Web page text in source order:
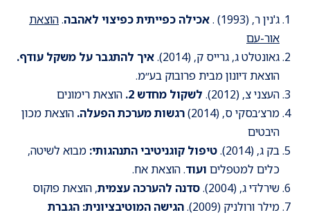
ג'נין ר, (1993) .
אכילה כפייתית כפיצוי לאהבה.הוצאת
אור-עם
גאונטלט ג, גרייס ק, (2014).
איך להתגבר על משקל עודף.
הוצאת דיונון מבית פרובוק בע״מ.
העצני צ, (2012).
לשקול מחדש 2.
הוצאת רימונים
מרצ׳בסקי ס, (2014)
רגשות מערכת הפעלה. הוצאת מכון
היבטים
בק ג, (2014).
טיפול קוגניטיבי התנהגותי: מבוא לשיטה,
כלים למטפלים ועוד. הוצאת אח.
שירלדי ג, (2004).
סדנה להערכה עצמית, הוצאת פוקוס
מילר ורולניק (2009).
הגישה המוטיבציונית: הגברת